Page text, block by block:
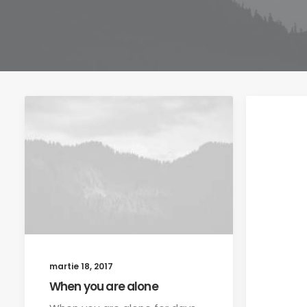
martie 18, 2017
When you are alone